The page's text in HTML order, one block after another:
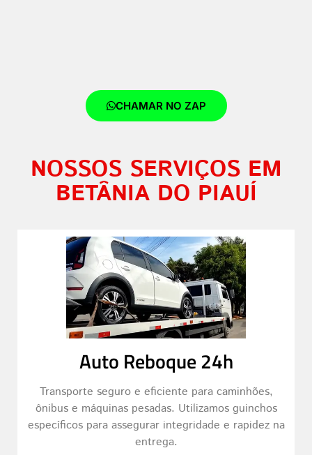
CHAMAR NO ZAP
NOSSOS SERVIÇOS EM
BETÂNIA DO PIAUÍ
Auto Reboque 24h
Transporte seguro e eficiente para caminhões,
ônibus e máquinas pesadas. Utilizamos guinchos
específicos para assegurar integridade e rapidez na
entrega.